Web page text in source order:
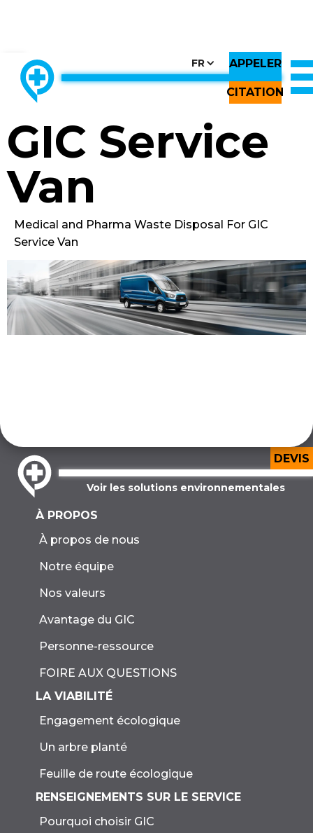
FR APPELER
CITATION
Back to All Images
GIC Service
Van
Medical and Pharma Waste Disposal For GIC
Service Van
DEVIS
Voir les solutions environnementales
À PROPOS
À propos de nous
Notre équipe
Nos valeurs
Avantage du GIC
Personne-ressource
FOIRE AUX QUESTIONS
LA VIABILITÉ
Engagement écologique
Un arbre planté
Feuille de route écologique
RENSEIGNEMENTS SUR LE SERVICE
Pourquoi choisir GIC
CHOOSE COUNTRY, CHOOSE CANADA, CHOOSE THE BEST
THE ONLY LOCALLY-OWNED MED WASTE PROCESSOR.